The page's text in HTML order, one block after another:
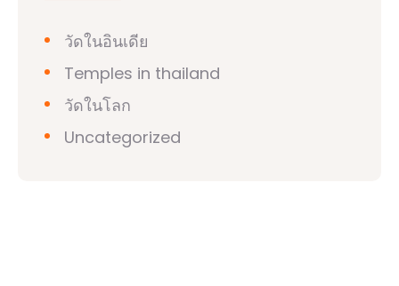
วัดในอินเดีย
Temples in thailand
วัดในโลก
Uncategorized